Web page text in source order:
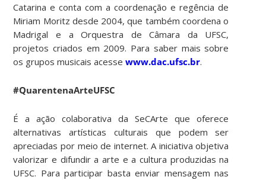
Catarina e conta com a coordenação e regência de
Miriam Moritz desde 2004, que também coordena o
Madrigal e a Orquestra de Câmara da UFSC,
projetos criados em 2009. Para saber mais sobre
os grupos musicais acessewww.dac.ufsc.br.
#QuarentenaArteUFSC
É a ação colaborativa da SeCArte que oferece
alternativas artísticas culturais que podem ser
apreciadas por meio de internet. A iniciativa objetiva
valorizar e difundir a arte e a cultura produzidas na
UFSC. Para participar basta enviar mensagem nas